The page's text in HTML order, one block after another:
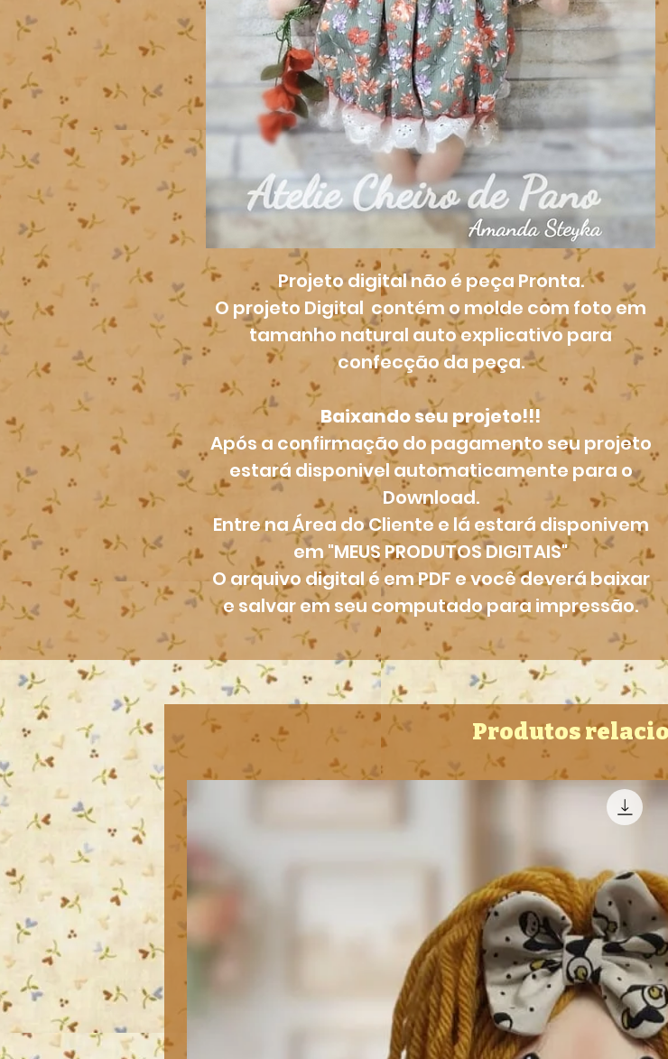
Projeto digital não é peça Pronta.
O projeto Digital contém o molde com foto em
tamanho natural auto explicativo para
confecção da peça.
Baixando seu projeto!!!
Após a confirmação do pagamento seu projeto
estará disponivel automaticamente para o
Download.
Entre na Área do Cliente e lá estará disponivem
em "MEUS PRODUTOS DIGITAIS"
O arquivo digital é em PDF e você deverá baixar
e salvar em seu computado para impressão.
Produtos